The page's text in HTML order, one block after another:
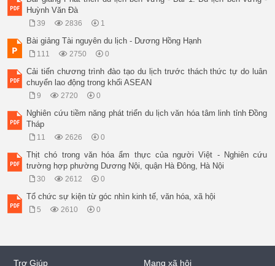
Huỳnh Văn Đà
39 2836 1
Bài giảng Tài nguyên du lịch - Dương Hồng Hạnh
111 2750 0
Cải tiến chương trình đào tạo du lịch trước thách thức tự do luân
chuyển lao động trong khối ASEAN
9 2720 0
Nghiên cứu tiềm năng phát triển du lịch văn hóa tâm linh tỉnh Đồng
Tháp
11 2626 0
Thịt chó trong văn hóa ẩm thực của người Việt - Nghiên cứu
trường hợp phường Dương Nội, quận Hà Đông, Hà Nội
30 2612 0
Tổ chức sự kiện từ góc nhìn kinh tế, văn hóa, xã hội
5 2610 0
Trợ Giúp Mạng xã hội